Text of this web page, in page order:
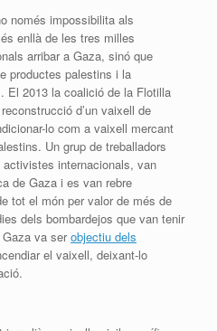
només impossibilita als
enllà de les tres milles
arribar a Gaza, sinó que
productes palestins i la
El 2013 la coalició de la Flotilla
d’un vaixell de
lo com a vaixell mercant
Un grup de treballadors
internacionals, van
de Gaza i es van rebre
tot el món per valor de més de
dels bombardejos que van tenir
Gaza va serobjectiu dels
el vaixell, deixant-lo